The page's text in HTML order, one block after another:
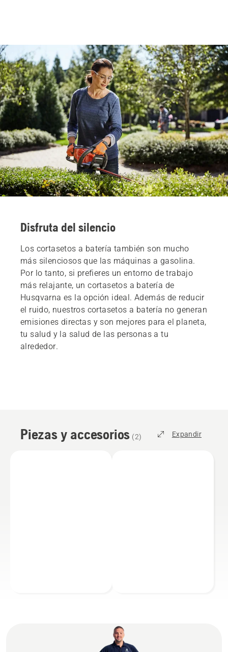
Disfruta del silencio
Los cortasetos a batería también son mucho
más silenciosos que las máquinas a gasolina.
Por lo tanto, si prefieres un entorno de trabajo
más relajante, un cortasetos a batería de
Husqvarna es la opción ideal. Además de reducir
el ruido, nuestros cortasetos a batería no generan
emisiones directas y son mejores para el planeta,
tu salud y la salud de las personas a tu
alrededor.
Piezas y accesorios (2) Expandir